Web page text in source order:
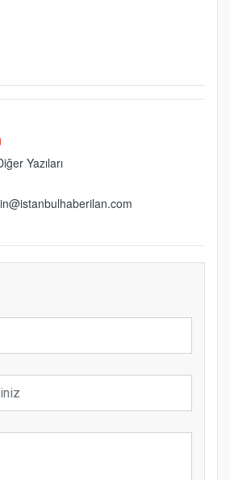
Yazıları